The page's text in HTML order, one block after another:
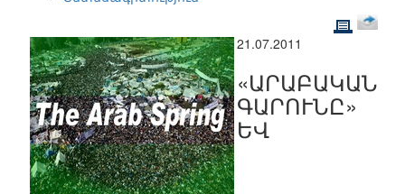
21.07.2011
«ԱՐԱԲԱԿԱՆ
ԳԱՐՈՒՆԸ»
ԵՎ